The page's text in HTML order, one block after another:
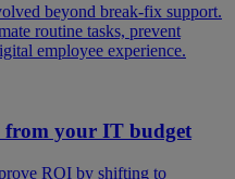
beyond break-fix support.
routine tasks, prevent
employee experience.
from your IT budget
ROI by shifting to